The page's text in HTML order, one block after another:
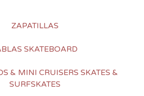
ZAPATILLAS
SKATEBOARD
& MINI CRUISERS SKATES &
SURFSKATES